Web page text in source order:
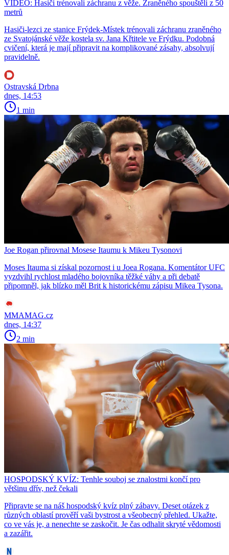
VIDEO: Hasiči trénovali záchranu z věže. Zraněného spouštěli z 50
metrů
Hasiči-lezci ze stanice Frýdek-Místek trénovali záchranu zraněného
ze Svatojánské věže kostela sv. Jana Křtitele ve Frýdku. Podobná
cvičení, která je mají připravit na komplikované zásahy, absolvují
pravidelně.
Ostravská Drbna
dnes, 14:53
1 min
Joe Rogan přirovnal Mosese Itaumu k Mikeu Tysonovi
Moses Itauma si získal pozornost i u Joea Rogana. Komentátor UFC
vyzdvihl rychlost mladého bojovníka těžké váhy a při debatě
připomněl, jak blízko měl Brit k historickému zápisu Mikea Tysona.
MMAMAG.cz
dnes, 14:37
2 min
HOSPODSKÝ KVÍZ: Tenhle souboj se znalostmi končí pro
většinu dřív, než čekali
Připravte se na náš hospodský kvíz plný zábavy. Deset otázek z
různých oblastí prověří vaši bystrost a všeobecný přehled. Ukažte,
co ve vás je, a nenechte se zaskočit. Je čas odhalit skryté vědomosti
a zazářit.